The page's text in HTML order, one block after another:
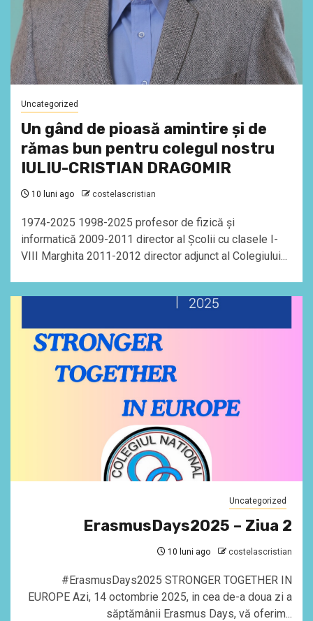
Uncategorized
Un gând de pioasă amintire și de
rămas bun pentru colegul nostru
IULIU-CRISTIAN DRAGOMIR
10 luni ago costelascristian
1974-2025 1998-2025 profesor de fizică și
informatică 2009-2011 director al Școlii cu clasele I-
VIII Marghita 2011-2012 director adjunct al Colegiului...
Uncategorized
ErasmusDays2025 – Ziua 2
10 luni ago costelascristian
#ErasmusDays2025 STRONGER TOGETHER IN
EUROPE Azi, 14 octombrie 2025, in cea de-a doua zi a
săptămânii Erasmus Days, vă oferim...